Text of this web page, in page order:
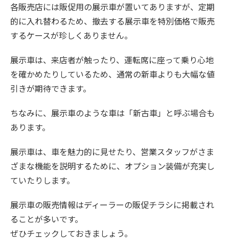
各販売店には販促用の展示車が置いてありますが、定期
的に入れ替わるため、撤去する展示車を特別価格で販売
するケースが珍しくありません。
展示車は、来店者が触ったり、運転席に座って乗り心地
を確かめたりしているため、通常の新車よりも大幅な値
引きが期待できます。
ちなみに、展示車のような車は「新古車」と呼ぶ場合も
あります。
展示車は、車を魅力的に見せたり、営業スタッフがさま
ざまな機能を説明するために、オプション装備が充実し
ていたりします。
展示車の販売情報はディーラーの販促チラシに掲載され
ることが多いです。
ぜひチェックしておきましょう。